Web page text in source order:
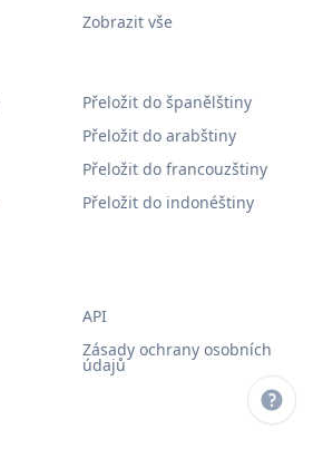
Zobrazit vše
Přeložit do španělštiny
Přeložit do arabštiny
Přeložit do francouzštiny
Přeložit do indonéštiny
API
Zásady ochrany osobních
údajů